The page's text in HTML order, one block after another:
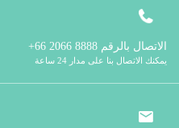
الاتصال بالرقم
يمكنك الاتصال بنا على مدار 24 ساعة